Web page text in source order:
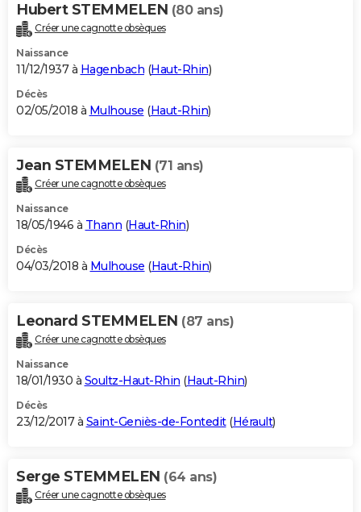
Hubert STEMMELEN (80 ans)
Créer une cagnotte obsèques
Naissance
11/12/1937 à Hagenbach (Haut-Rhin)
Décès
02/05/2018 à Mulhouse (Haut-Rhin)
Jean STEMMELEN (71 ans)
Créer une cagnotte obsèques
Naissance
18/05/1946 à Thann (Haut-Rhin)
Décès
04/03/2018 à Mulhouse (Haut-Rhin)
Leonard STEMMELEN (87 ans)
Créer une cagnotte obsèques
Naissance
18/01/1930 à Soultz-Haut-Rhin (Haut-Rhin)
Décès
23/12/2017 à Saint-Geniès-de-Fontedit(Hérault)
Serge STEMMELEN (64 ans)
Créer une cagnotte obsèques